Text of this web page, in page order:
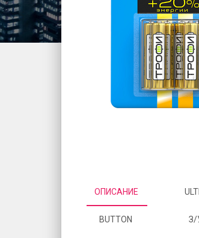
ОПИСАНИЕ
BUTTON З/